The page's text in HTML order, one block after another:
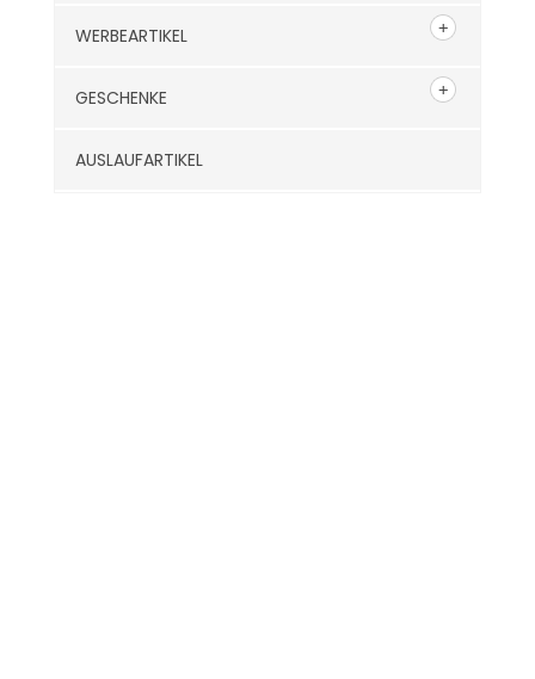
WERBEARTIKEL
GESCHENKE
AUSLAUFARTIKEL